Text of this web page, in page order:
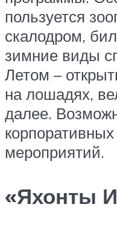
пользуется
скалодром,
зимние виды
Летом –
на лошадях,
далее.
мероприятий.
«Яхонты